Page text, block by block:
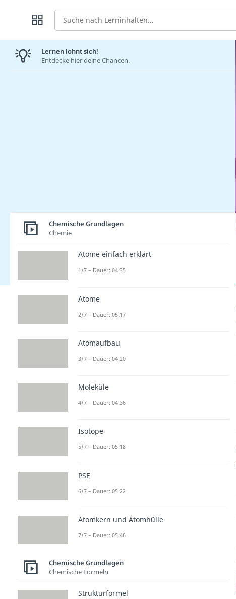
Suche
Lernen lohnt sich!
Entdecke hier deine Chancen.
Chemische Grundlagen
Chemie
Atome einfach erklärt
1/7 – Dauer: 04:35
Atome
2/7 – Dauer: 05:17
Atomaufbau
3/7 – Dauer: 04:20
Moleküle
4/7 – Dauer: 04:36
Isotope
5/7 – Dauer: 05:18
PSE
6/7 – Dauer: 05:22
Atomkern und Atomhülle
7/7 – Dauer: 05:46
Chemische Grundlagen
Chemische Formeln
Strukturformel